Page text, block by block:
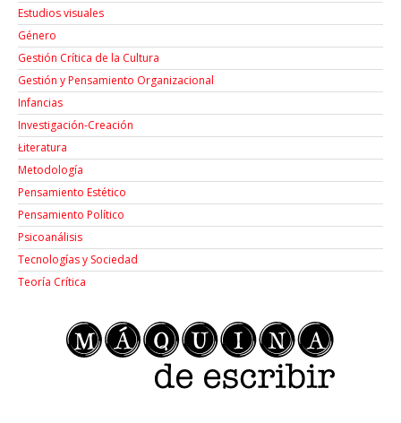
Estudios visuales
Género
Gestión Crítica de la Cultura
Gestión y Pensamiento Organizacional
Infancias
Investigación-Creación
Łiteratura
Metodología
Pensamiento Estético
Pensamiento Político
Psicoanálisis
Tecnologías y Sociedad
Teoría Crítica